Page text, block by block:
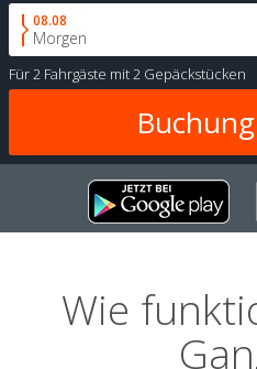
08.08
Morgen
Für2 Fahrgäste mit2 Gepäckstücken
Wie